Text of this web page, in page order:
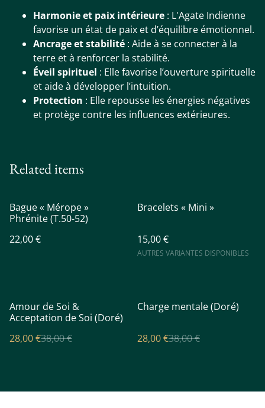
Harmonie et paix intérieure : L'Agate Indienne
favorise un état de paix et d’équilibre émotionnel.
Ancrage et stabilité : Aide à se connecter à la
terre et à renforcer la stabilité.
Éveil spirituel : Elle favorise l’ouverture spirituelle
et aide à développer l’intuition.
Protection : Elle repousse les énergies négatives
et protège contre les influences extérieures.
Related items
Bague « Mérope »
Phrénite (T.50-52)
22,00 €
Bracelets « Mini »
15,00 €
AUTRES VARIANTES DISPONIBLES
%
Amour de Soi &
Acceptation de Soi (Doré)
28,00 €38,00 €
%
Charge mentale (Doré)
28,00 €38,00 €